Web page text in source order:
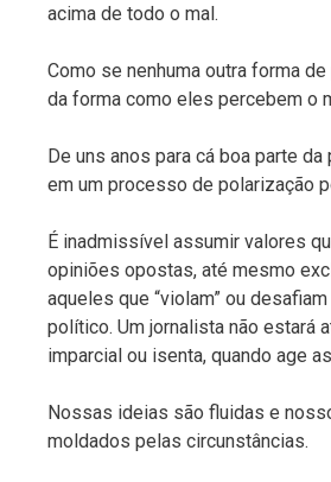
acima de todo o mal.
Como se nenhuma outra forma
da forma como eles percebem o
De uns anos para cá boa parte da
em um processo de polarização
É inadmissível assumir valores
opiniões opostas, até mesmo
aqueles que “violam” ou
político. Um jornalista não estará
imparcial ou isenta, quando age
Nossas ideias são fluidas e
moldados pelas circunstâncias.